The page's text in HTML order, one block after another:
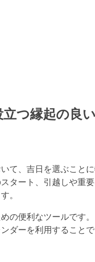
つ縁起の良
て、吉日を選ぶこと
タート、引越しや重
。
の便利なツールです
ダーを利用すること